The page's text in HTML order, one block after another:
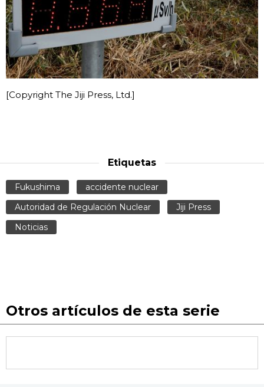
[Copyright The Jiji Press, Ltd.]
Etiquetas
Fukushima
accidente nuclear
Autoridad de Regulación Nuclear
Jiji Press
Noticias
Otros artículos de esta serie